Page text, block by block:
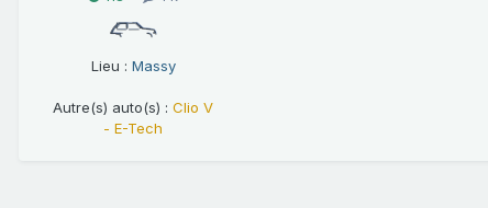
Lieu : Massy
Autre(s) auto(s) : Clio V
- E-Tech